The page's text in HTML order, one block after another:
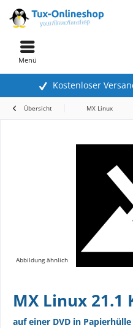
Kostenloser
Menü
Übersicht MX Linux
Abbildung ähnlich
MX Linux 21.1
auf einer DVD in